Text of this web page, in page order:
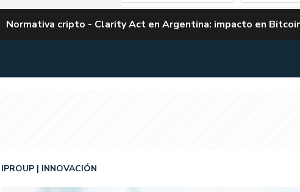
Normativa cripto - Clarity Act en Argentina: impacto en
IPROUP INNOVACIÓN